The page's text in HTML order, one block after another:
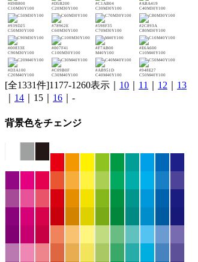
#E9B800
C10M30Y100
#D5B200
C20M30Y100
#C1AB04
C30M30Y100
#ABA419
C40M30Y100
#939D25
C50M30Y100
#78962E
C60M30Y100
#598F35
C70M30Y100
#2C893A
C80M30Y100
#00833E
C90M30Y100
#007F41
C100M30Y100
#F7AB00
M40Y100
#E6A600
C10M40Y100
#D3A100
C20M40Y100
#C09B0F
C30M40Y100
#AB951D
C40M40Y100
#948E27
C50M40Y100
[全1331件]1177-1260表示｜ 10 11 12
13
14 ｜15｜ 16 ｜-
背景色をチェンジ